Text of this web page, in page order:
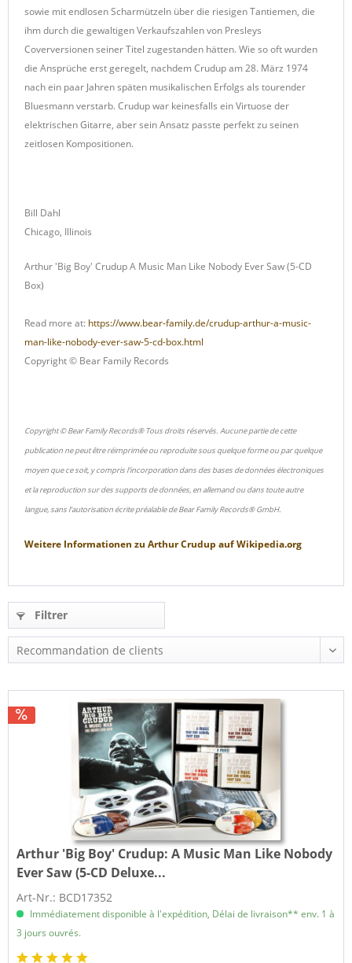
sowie mit endlosen Scharmützeln über die riesigen Tantiemen, die
ihm durch die gewaltigen Verkaufszahlen von Presleys
Coverversionen seiner Titel zugestanden hätten. Wie so oft wurden
die Ansprüche erst geregelt, nachdem Crudup am 28. März 1974
nach ein paar Jahren späten musikalischen Erfolgs als tourender
Bluesmann verstarb. Crudup war keinesfalls ein Virtuose der
elektrischen Gitarre, aber sein Ansatz passte perfekt zu seinen
zeitlosen Kompositionen.
Bill Dahl
Chicago, Illinois
Arthur 'Big Boy' Crudup A Music Man Like Nobody Ever Saw (5-CD
Box)
Read more at: https://www.bear-family.de/crudup-arthur-a-music-
man-like-nobody-ever-saw-5-cd-box.html
Copyright © Bear Family Records
Copyright © Bear Family Records® Tous droits réservés. Aucune partie de cette
publication ne peut être réimprimée ou reproduite sous quelque forme ou par quelque
moyen que ce soit, y compris l'incorporation dans des bases de données électroniques
et la reproduction sur des supports de données, en allemand ou dans toute autre
langue, sans l'autorisation écrite préalable de Bear Family Records® GmbH.
Weitere Informationen zu Arthur Crudup aufWikipedia.org
Filtrer
Arthur 'Big Boy' Crudup: A Music Man Like Nobody
Ever Saw (5-CD Deluxe...
Art-Nr.: BCD17352
Immédiatement disponible à l'expédition, Délai de livraison** env. 1 à
3 jours ouvrés.